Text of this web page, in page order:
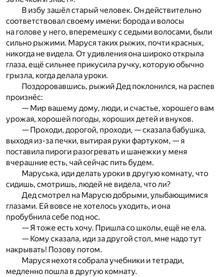
В избу зашёл старый человек. Он действительно
соответствовал своему имени: борода и волосы
на голове у него, вперемешку с седыми волосами, были
сильно рыжими. Маруся таких рыжих, почти красных,
никогда не видела. От удивления она широко открыла
глаза, ещё сильнее прикусила ручку, которую обычно
грызла, когда делала уроки.
Поздоровавшись, рыжий Дед поклонился, на распев
произнёс:
— Мир вашему дому, люди, и счастье, хорошего вам
урожая, хорошей погоды, хороших детей и внуков.
— Проходи, дорогой, проходи, — сказала бабушка,
выходя из-за печки, вытирая руки фартуком, — я
поставила пироги разогревать и шанежки у меня
вчерашние есть, чай сейчас пить будем.
Маруська, иди делать уроки в другую комнату, что
сидишь, смотришь, людей не видела, что ли?
Дед смотрел на Марусю добрыми, улыбающимися
глазами. Ей вовсе не хотелось уходить, и она
пробубнила себе под нос.
— Я тоже есть хочу. Пришла со школы, ещё не ела.
— Кому сказала, иди за другой стол, мне надо тут
накрывать! Позову потом.
Маруся нехотя собрала учебники и тетради,
медленно пошла в другую комнату.